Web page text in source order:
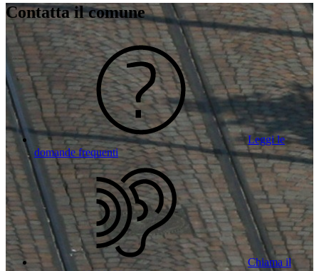
Contatta il comune
Leggi le
domande frequenti
Chiama il